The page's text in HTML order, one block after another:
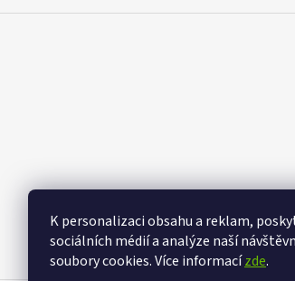
K personalizaci obsahu a reklam,
sociálních médií a analýze naší
soubory cookies. Více informacízde.
eXtrem-audio na